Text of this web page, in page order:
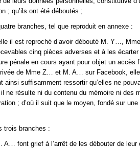
; qu’ils ont été déboutés ;
branches, tel que reproduit en annexe :
il est reproché d’avoir débouté M. Y…,
cinq pièces adverses et à les
pénale en cours ayant pour objet un
de Mme Z… et M. A… sur Facebook,
suffisamment ressortir qu’elles ne
ne résulte ni du contenu du mémoire ni des
; d’où il suit que le moyen, fondé sur une
trois branches :
font grief à l’arrêt de les débouter de leur